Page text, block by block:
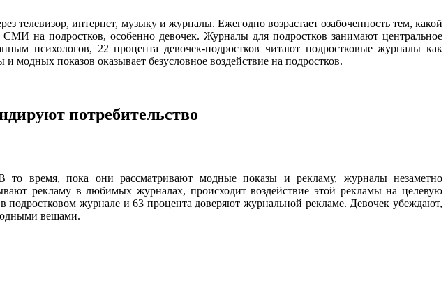
телевизор, интернет, музыку и журналы. Ежегодно возрастает озабоченность тем, какой
на подростков, особенно девочек. Журналы для подростков занимают центральное
психологов, 22 процента девочек-подростков читают подростковые журналы как
показов оказывает безусловное воздействие на подростков.
потребительство
время, пока они рассматривают модные показы и рекламу, журналы незаметно
рекламу в любимых журналах, происходит воздействие этой рекламы на целевую
журнале и 63 процента доверяют журнальной рекламе. Девочек убеждают,
вещами.